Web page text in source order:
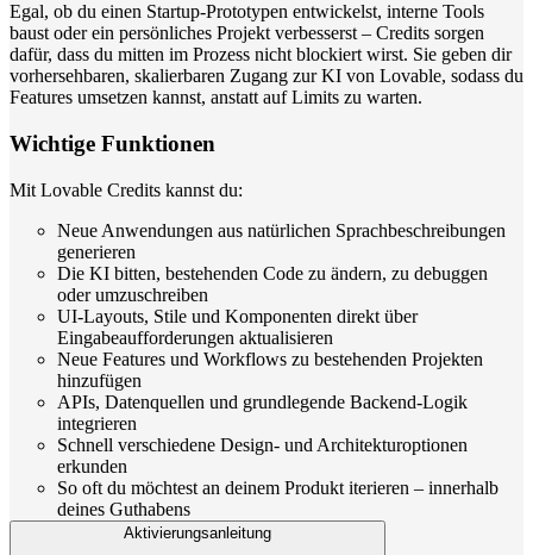
Egal, ob du einen Startup-Prototypen entwickelst, interne Tools
baust oder ein persönliches Projekt verbesserst – Credits sorgen
dafür, dass du mitten im Prozess nicht blockiert wirst. Sie geben dir
vorhersehbaren, skalierbaren Zugang zur KI von Lovable, sodass du
Features umsetzen kannst, anstatt auf Limits zu warten.
Wichtige Funktionen
Mit Lovable Credits kannst du:
Neue Anwendungen aus natürlichen Sprachbeschreibungen
generieren
Die KI bitten, bestehenden Code zu ändern, zu debuggen
oder umzuschreiben
UI-Layouts, Stile und Komponenten direkt über
Eingabeaufforderungen aktualisieren
Neue Features und Workflows zu bestehenden Projekten
hinzufügen
APIs, Datenquellen und grundlegende Backend-Logik
integrieren
Schnell verschiedene Design- und Architekturoptionen
erkunden
So oft du möchtest an deinem Produkt iterieren – innerhalb
deines Guthabens
Aktivierungsanleitung